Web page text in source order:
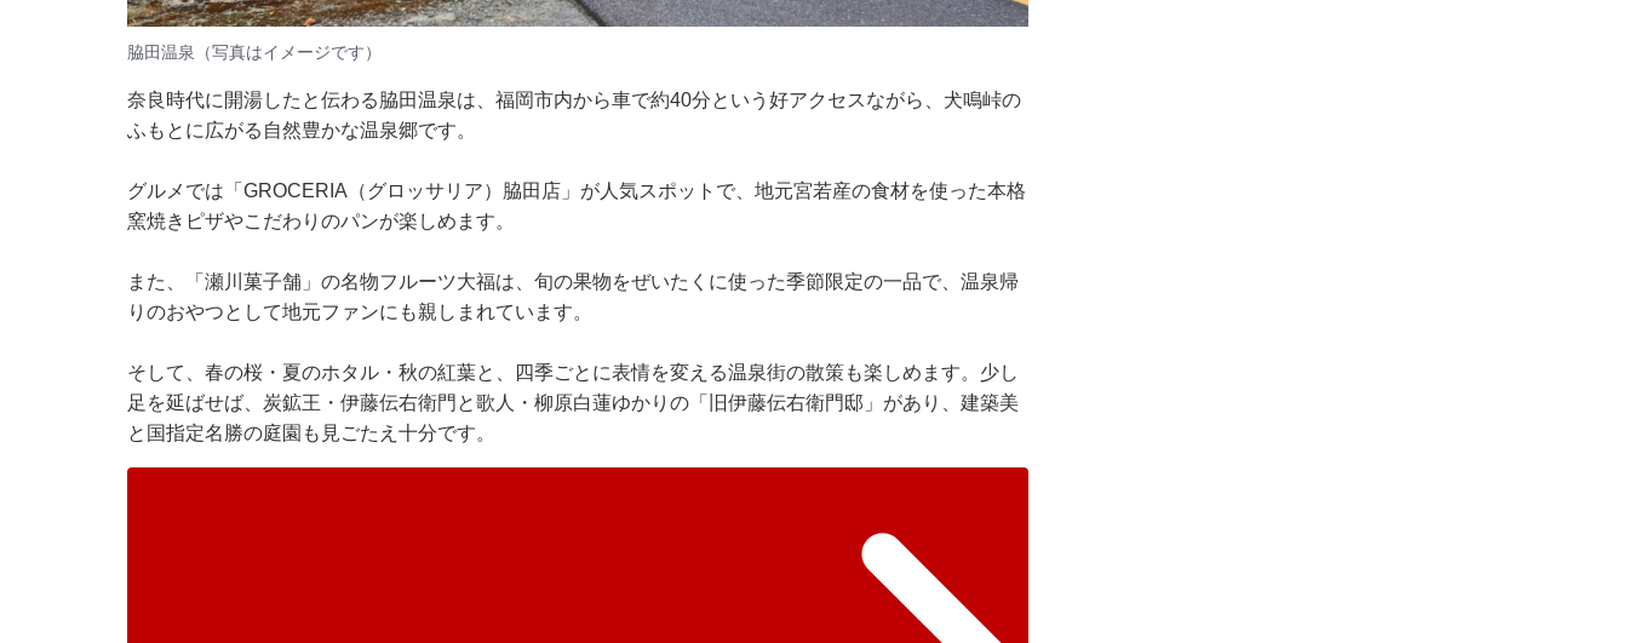
脇田温泉（写真はイメージです）
奈良時代に開湯したと伝わる脇田温泉は、福岡市内から車で約40分という好アクセスながら、犬鳴峠の
ふもとに広がる自然豊かな温泉郷です。
グルメでは「GROCERIA（グロッサリア）脇田店」が人気スポットで、地元宮若産の食材を使った本格
窯焼きピザやこだわりのパンが楽しめます。
また、「瀬川菓子舗」の名物フルーツ大福は、旬の果物をぜいたくに使った季節限定の一品で、温泉帰
りのおやつとして地元ファンにも親しまれています。
そして、春の桜・夏のホタル・秋の紅葉と、四季ごとに表情を変える温泉街の散策も楽しめます。少し
足を延ばせば、炭鉱王・伊藤伝右衛門と歌人・柳原白蓮ゆかりの「旧伊藤伝右衛門邸」があり、建築美
と国指定名勝の庭園も見ごたえ十分です。